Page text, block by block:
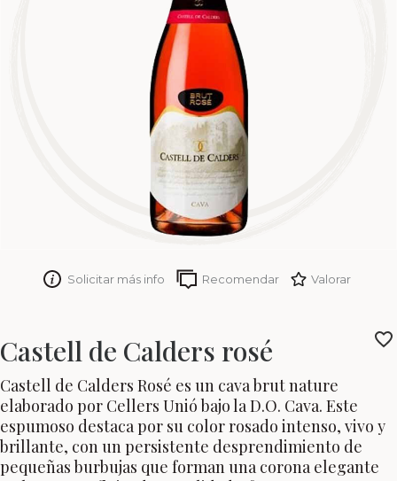
Solicitar más info Recomendar Valorar
Castell de Calders rosé
Castell de Calders Rosé es un cava brut nature
elaborado por Cellers Unió bajo la D.O. Cava. Este
espumoso destaca por su color rosado intenso, vivo y
brillante, con un persistente desprendimiento de
pequeñas burbujas que forman una corona elegante